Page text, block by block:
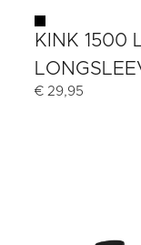
KINK 1500
€29,95